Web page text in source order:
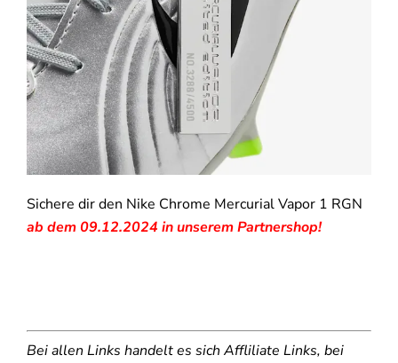
Sichere dir den Nike Chrome Mercurial Vapor 1 RGN
ab dem 09.12.2024 in unserem Partnershop!
Bei allen Links handelt es sich Affliliate Links, bei